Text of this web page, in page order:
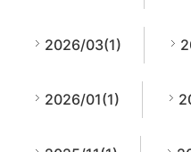
2026/03(1)
2026/01(1)